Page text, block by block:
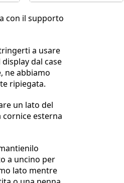
con il supporto
a usare
dal case
ne abbiamo
ripiegata.
un lato del
esterna
a uncino per
lato mentre